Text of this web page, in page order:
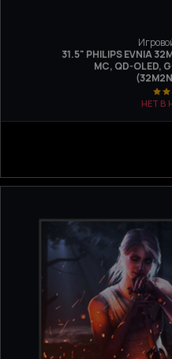
31.5" PHILIPS EVNIA
МС, QD-OLED,
НЕТ В